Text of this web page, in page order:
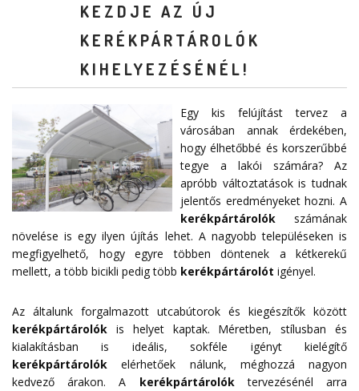
KEZDJE AZ ÚJ
KERÉKPÁRTÁROLÓK
KIHELYEZÉSÉNÉL!
Egy kis felújítást tervez a
városában annak érdekében,
hogy élhetőbbé és korszerűbbé
tegye a lakói számára? Az
apróbb változtatások is tudnak
jelentős eredményeket hozni. A
kerékpártárolók számának
növelése is egy ilyen újítás lehet. A nagyobb településeken is
megfigyelhető, hogy egyre többen döntenek a kétkerekű
mellett, a több bicikli pedig több kerékpártárolót igényel.
Az általunk forgalmazott utcabútorok és kiegészítők között
kerékpártárolók is helyet kaptak. Méretben, stílusban és
kialakításban is ideális, sokféle igényt kielégítő
kerékpártárolók elérhetőek nálunk, méghozzá nagyon
kedvező árakon. A kerékpártárolóktervezésénél arra